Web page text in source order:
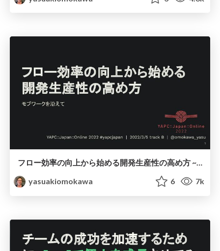
フロー効率の向上から始める開発生産性の高め方 ~ モブワークを沿えて ~ / how to go on high peformance with mob work
yasuakiomokawa
6 7k